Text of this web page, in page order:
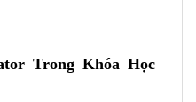
Trong Khóa Học